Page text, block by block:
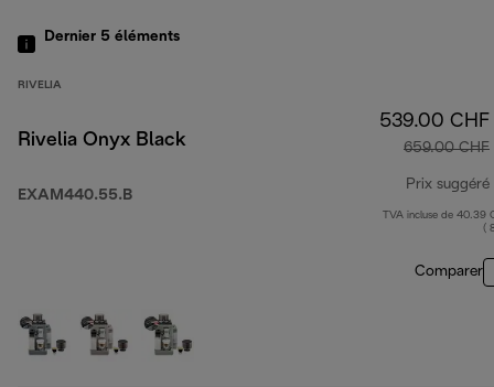
Dernier 5 éléments
RIVELIA
Rivelia Onyx Black
EXAM440.55.B
539.00 CHF
659.00 CHF
Prix suggéré
TVA incluse de 40.39
(
Comparer